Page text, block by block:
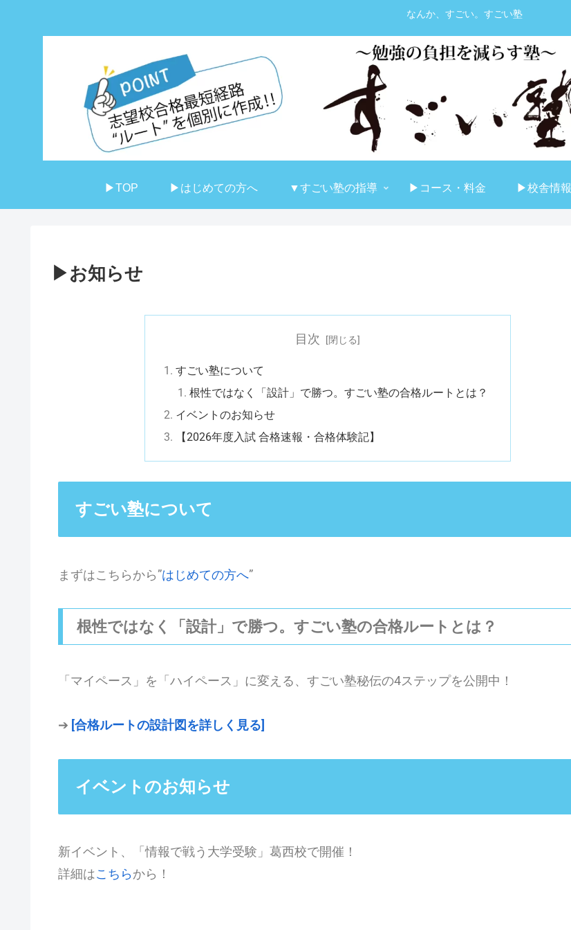
なんか、すごい。すごい塾
▶TOP ▶はじめての方へ ▼すごい塾の指導 ▶コース・料金 ▶校舎情報
▶お知らせ
目次
すごい塾について
根性ではなく「設計」で勝つ。すごい塾の合格ルートとは？
イベントのお知らせ
【2026年度入試 合格速報・合格体験記】
すごい塾について
まずはこちらから”はじめての方へ”
根性ではなく「設計」で勝つ。すごい塾の合格ルートとは？
「マイペース」を「ハイペース」に変える、すごい塾秘伝の4ステップを公開中！
➔ [合格ルートの設計図を詳しく見る]
イベントのお知らせ
新イベント、「情報で戦う大学受験」葛西校で開催！
詳細はこちらから！